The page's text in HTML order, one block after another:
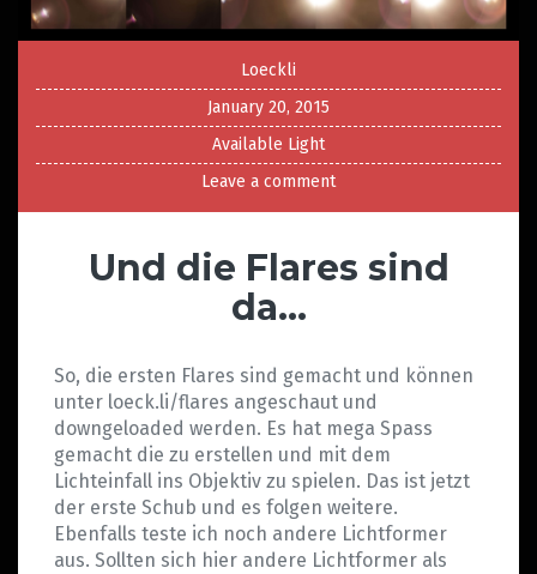
Loeckli
January 20, 2015
Available Light
Leave a comment
Und die Flares sind
da…
So, die ersten Flares sind gemacht und können
unter loeck.li/flares angeschaut und
downgeloaded werden. Es hat mega Spass
gemacht die zu erstellen und mit dem
Lichteinfall ins Objektiv zu spielen. Das ist jetzt
der erste Schub und es folgen weitere.
Ebenfalls teste ich noch andere Lichtformer
aus. Sollten sich hier andere Lichtformer als